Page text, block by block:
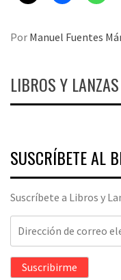
Por Manuel Fuentes
LIBROS Y LANZAS
SUSCRÍBETE AL
Suscríbete a Libros y
Dirección
de
correo
electrónico
Suscribirme